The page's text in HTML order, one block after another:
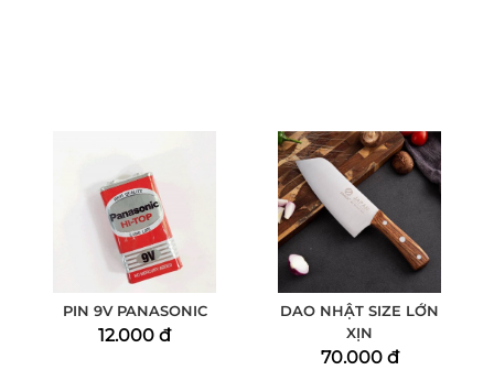
PIN 9V PANASONIC
12.000 đ
DAO NHẬT SIZE LỚN
XỊN
70.000 đ